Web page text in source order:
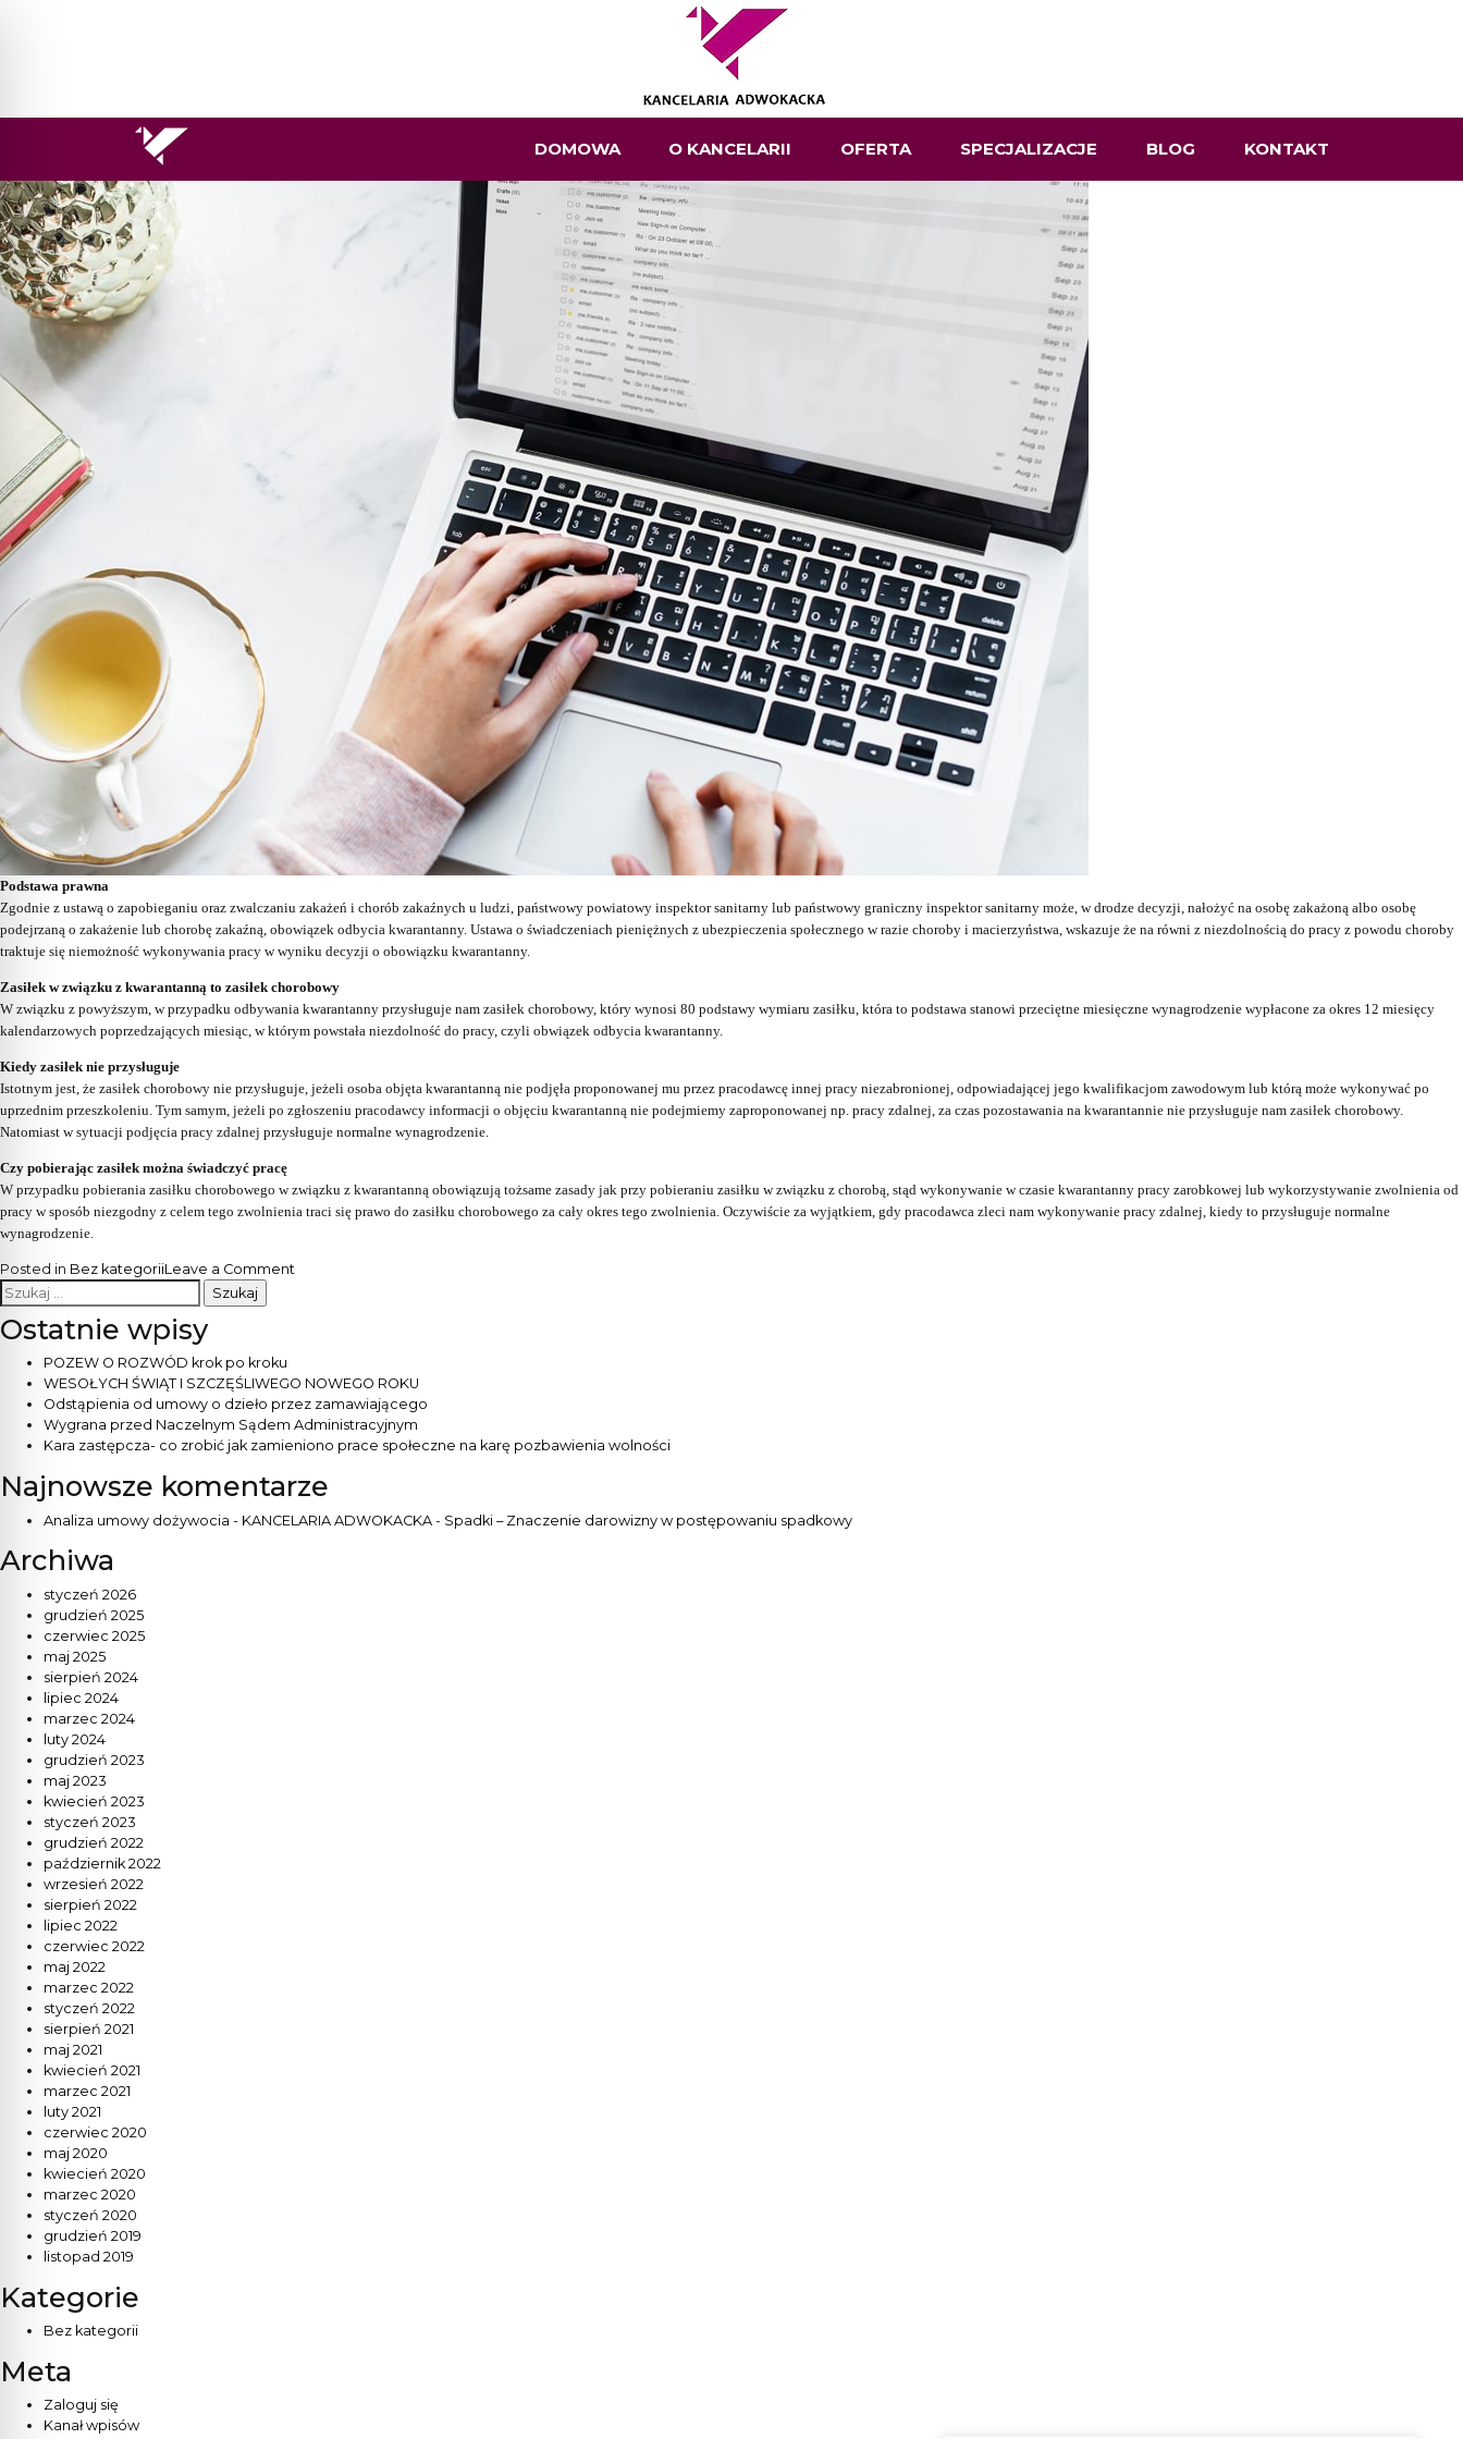
DOMOWA O KANCELARII OFERTA SPECJALIZACJE BLOG KONTAKT
30 marca 2020by
Podstawa prawna
Zgodnie z ustawą o zapobieganiu oraz zwalczaniu zakażeń i chorób zakaźnych u ludzi, państwowy powiatowy inspektor sanitarny lub państwowy graniczny inspektor sanitarny może, w drodze decyzji, nałożyć na osobę zakażoną albo osobę
podejrzaną o zakażenie lub chorobę zakaźną, obowiązek odbycia kwarantanny. Ustawa o świadczeniach pieniężnych z ubezpieczenia społecznego w razie choroby i macierzyństwa, wskazuje że na równi z niezdolnością do pracy z powodu choroby
traktuje się niemożność wykonywania pracy w wyniku decyzji o obowiązku kwarantanny.
Zasiłek w związku z kwarantanną to zasiłek chorobowy
W związku z powyższym, w przypadku odbywania kwarantanny przysługuje nam zasiłek chorobowy, który wynosi 80 podstawy wymiaru zasiłku, która to podstawa stanowi przeciętne miesięczne wynagrodzenie wypłacone za okres 12 miesięcy
kalendarzowych poprzedzających miesiąc, w którym powstała niezdolność do pracy, czyli obwiązek odbycia kwarantanny.
Kiedy zasiłek nie przysługuje
Istotnym jest, że zasiłek chorobowy nie przysługuje, jeżeli osoba objęta kwarantanną nie podjęła proponowanej mu przez pracodawcę innej pracy niezabronionej, odpowiadającej jego kwalifikacjom zawodowym lub którą może wykonywać po
uprzednim przeszkoleniu. Tym samym, jeżeli po zgłoszeniu pracodawcy informacji o objęciu kwarantanną nie podejmiemy zaproponowanej np. pracy zdalnej, za czas pozostawania na kwarantannie nie przysługuje nam zasiłek chorobowy.
Natomiast w sytuacji podjęcia pracy zdalnej przysługuje normalne wynagrodzenie.
Czy pobierając zasiłek można świadczyć pracę
W przypadku pobierania zasiłku chorobowego w związku z kwarantanną obowiązują tożsame zasady jak przy pobieraniu zasiłku w związku z chorobą, stąd wykonywanie w czasie kwarantanny pracy zarobkowej lub wykorzystywanie zwolnienia od
pracy w sposób niezgodny z celem tego zwolnienia traci się prawo do zasiłku chorobowego za cały okres tego zwolnienia. Oczywiście za wyjątkiem, gdy pracodawca zleci nam wykonywanie pracy zdalnej, kiedy to przysługuje normalne
wynagrodzenie.
Posted in Bez kategoriiLeave a Comment
Szukaj:
Ostatnie wpisy
POZEW O ROZWÓD krok po kroku
WESOŁYCH ŚWIĄT I SZCZĘŚLIWEGO NOWEGO ROKU
Odstąpienia od umowy o dzieło przez zamawiającego
Wygrana przed Naczelnym Sądem Administracyjnym
Kara zastępcza- co zrobić jak zamieniono prace społeczne na karę pozbawienia wolności
Najnowsze komentarze
Analiza umowy dożywocia - KANCELARIA ADWOKACKA - Spadki – Znaczenie darowizny w postępowaniu spadkowy
Archiwa
styczeń 2026
grudzień 2025
czerwiec 2025
maj 2025
sierpień 2024
lipiec 2024
marzec 2024
luty 2024
grudzień 2023
maj 2023
kwiecień 2023
styczeń 2023
grudzień 2022
październik 2022
wrzesień 2022
sierpień 2022
lipiec 2022
czerwiec 2022
maj 2022
marzec 2022
styczeń 2022
sierpień 2021
maj 2021
kwiecień 2021
marzec 2021
luty 2021
czerwiec 2020
maj 2020
kwiecień 2020
marzec 2020
styczeń 2020
grudzień 2019
listopad 2019
Kategorie
Bez kategorii
Meta
Zaloguj się
Kanał wpisów